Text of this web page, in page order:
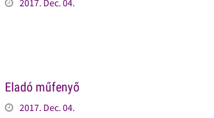
2017. Dec. 04.
Eladó műfenyő
2017. Dec. 04.